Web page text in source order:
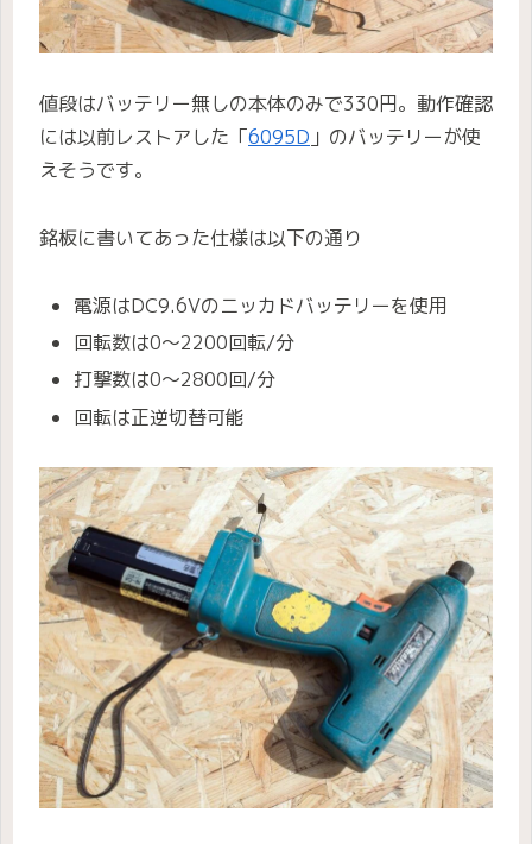
値段はバッテリー無しの本体のみで330円。動作確認
には以前レストアした「6095D 」のバッテリーが使
えそうです。
銘板に書いてあった仕様は以下の通り
電源はDC9.6Vのニッカドバッテリーを使用
回転数は0〜2200回転/分
打撃数は0〜2800回/分
回転は正逆切替可能